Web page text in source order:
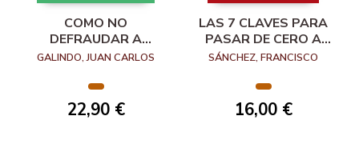
COMO NO
DEFRAUDAR A
HACIENDA
GALINDO, JUAN CARLOS
22,90 €
LAS 7 CLAVES PARA
PASAR DE CERO A
CEO
SÁNCHEZ, FRANCISCO
16,00 €